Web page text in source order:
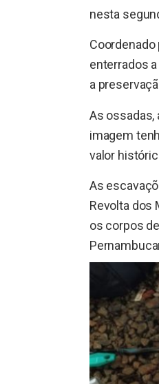
nesta
enterrados
a
As ossadas,
imagem
valor
As
Revolta dos
os corpos